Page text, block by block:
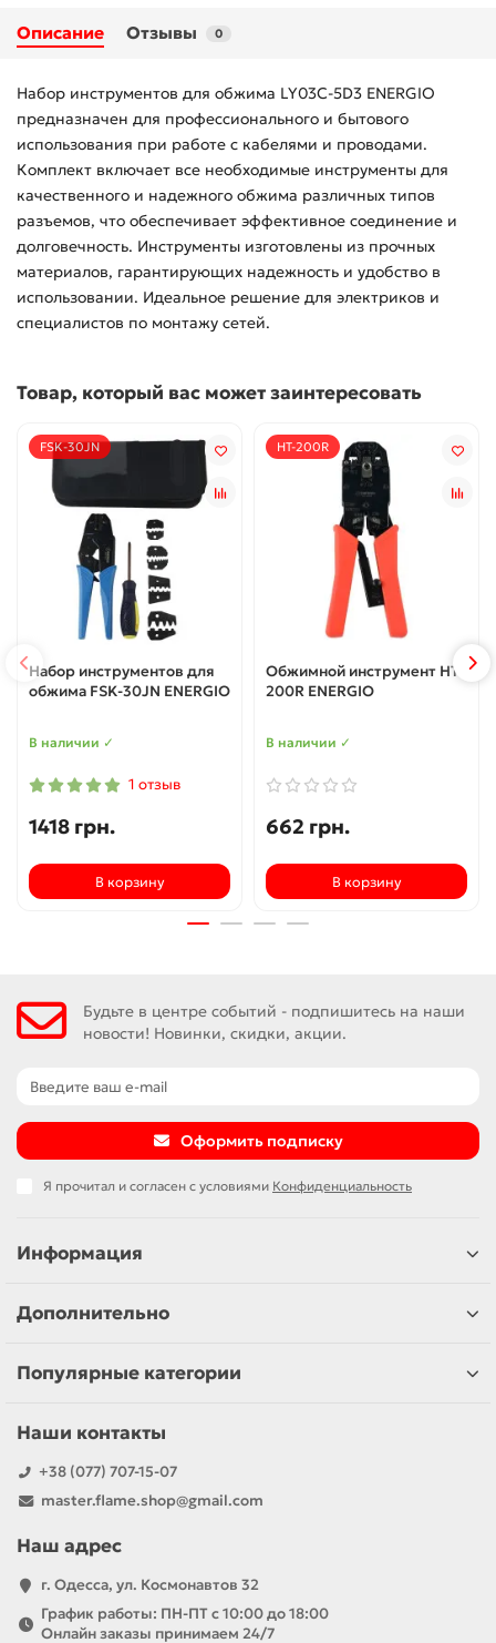
Описание Отзывы 0
Набор инструментов для обжима LY03C-5D3 ENERGIO
предназначен для профессионального и бытового
использования при работе с кабелями и проводами.
Комплект включает все необходимые инструменты для
качественного и надежного обжима различных типов
разъемов, что обеспечивает эффективное соединение и
долговечность. Инструменты изготовлены из прочных
материалов, гарантирующих надежность и удобство в
использовании. Идеальное решение для электриков и
специалистов по монтажу сетей.
Товар, который вас может заинтересовать
FSK-30JN
Набор инструментов для
обжима FSK-30JN ENERGIO
В наличии ✓
1 отзыв
1418 грн.
В корзину
HT-200R
Обжимной инструмент HT-
200R ENERGIO
В наличии ✓
662 грн.
В корзину
Будьте в центре событий - подпишитесь на наши
новости! Новинки, скидки, акции.
Оформить подписку
Я прочитал и согласен с условиями Конфиденциальность
Информация
Дополнительно
Популярные категории
Наши контакты
+38 (077) 707-15-07
master.flame.shop@gmail.com
Наш адрес
г. Одесса, ул. Космонавтов 32
График работы: ПН-ПТ с 10:00 до 18:00
Онлайн заказы принимаем 24/7